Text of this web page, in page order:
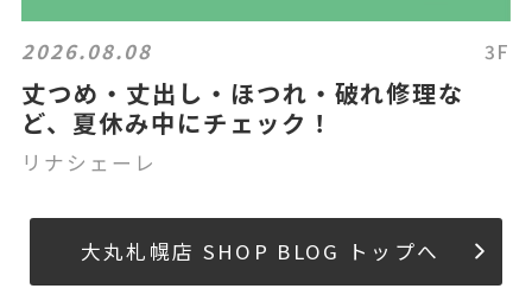
2026.08.08 3F
丈つめ・丈出し・ほつれ・破れ修理な
ど、夏休み中にチェック！
リナシェーレ
大丸札幌店 SHOP BLOG トップへ